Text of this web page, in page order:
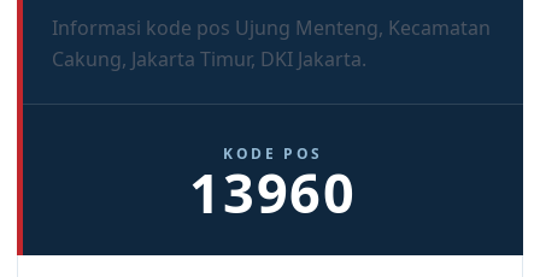
Informasi kode pos Ujung Menteng, Kecamatan
Cakung, Jakarta Timur, DKI Jakarta.
KODE POS
13960